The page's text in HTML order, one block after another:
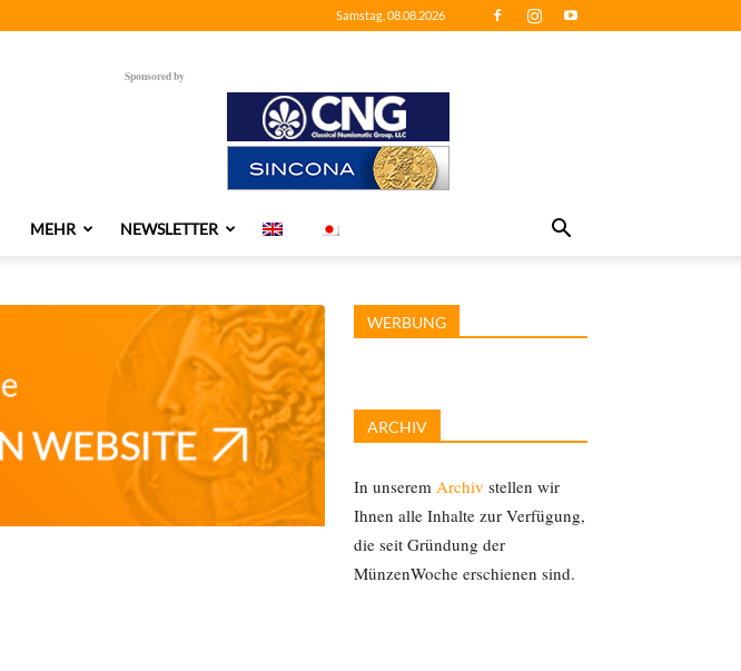
Samstag, 08.08.2026
Sponsored by
MEHR NEWSLETTER
WERBUNG
ARCHIV
In unserem Archiv stellen wir
Ihnen alle Inhalte zur Verfügung,
die seit Gründung der
MünzenWoche erschienen sind.